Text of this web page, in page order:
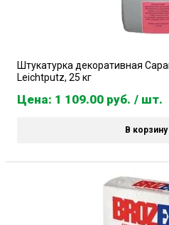
Штукатурка декоративная
Leichtputz, 25 кг
Цена: 1 109.00 руб. / шт.
В корзину